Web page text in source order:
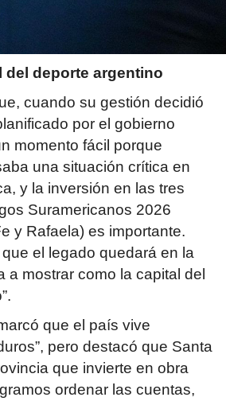
del deporte argentino
cuando su gestión decidió
por el gobierno
momento fácil porque
una situación crítica en
y la inversión en las tres
Suramericanos 2026
y Rafaela) es importante.
el legado quedará en la
a mostrar como la capital del
que el país vive
pero destacó que Santa
que invierte en obra
ordenar las cuentas,